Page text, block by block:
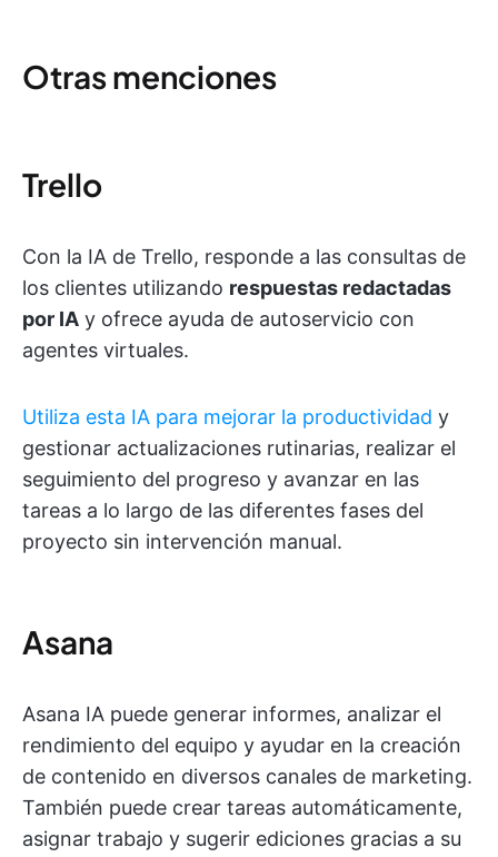
Otras menciones
Trello
Con la IA de Trello, responde a las consultas de
los clientes utilizando respuestas redactadas
por IA y ofrece ayuda de autoservicio con
agentes virtuales.
Utiliza esta IA para mejorar la productividad y
gestionar actualizaciones rutinarias, realizar el
seguimiento del progreso y avanzar en las
tareas a lo largo de las diferentes fases del
proyecto sin intervención manual.
Asana
Asana IA puede generar informes, analizar el
rendimiento del equipo y ayudar en la creación
de contenido en diversos canales de marketing.
También puede crear tareas automáticamente,
asignar trabajo y sugerir ediciones gracias a su